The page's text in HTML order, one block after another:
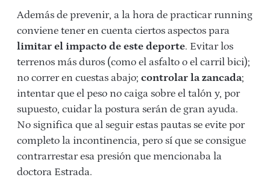
Además de prevenir, a la hora de practicar running
conviene tener en cuenta ciertos aspectos para
limitar el impacto de este deporte. Evitar los
terrenos más duros (como el asfalto o el carril bici);
no correr en cuestas abajo; controlar la zancada;
intentar que el peso no caiga sobre el talón y, por
supuesto, cuidar la postura serán de gran ayuda.
No significa que al seguir estas pautas se evite por
completo la incontinencia, pero sí que se consigue
contrarrestar esa presión que mencionaba la
doctora Estrada.